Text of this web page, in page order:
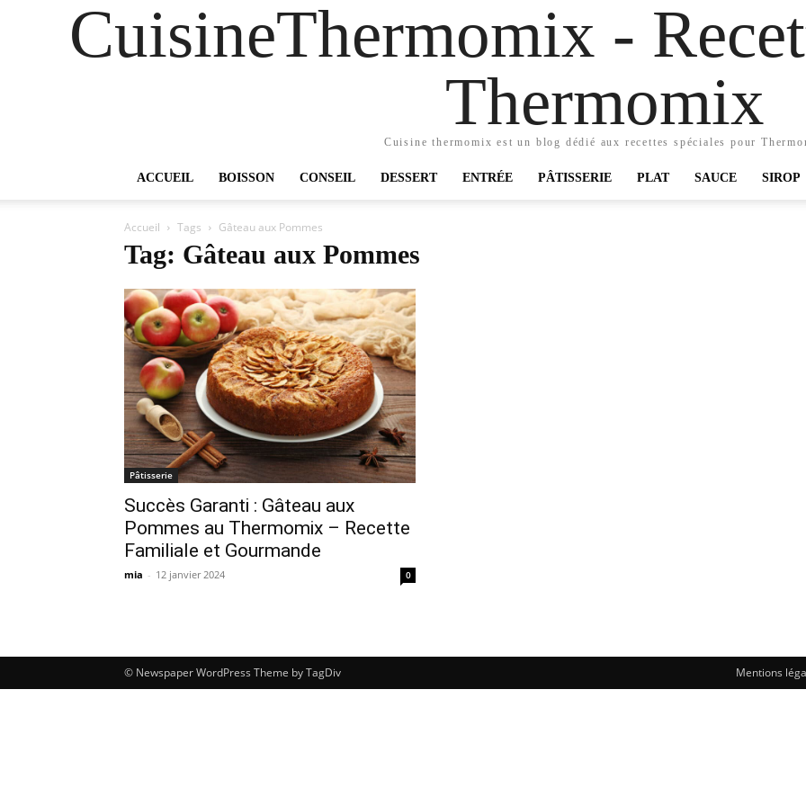
CuisineThermomix -
Thermomix
Cuisine thermomix est un blog dédié aux recettes spéciales pour
ACCUEIL BOISSON CONSEIL DESSERT ENTRÉE PÂTISSERIE PLAT SAUCE SIROP
Accueil Tags Gâteau aux Pommes
Tag: Gâteau aux Pommes
Pâtisserie
Succès Garanti : Gâteau aux
Pommes au Thermomix – Recette
Familiale et Gourmande
mia - 12 janvier 2024 0
Mentions
© Newspaper WordPress Theme by TagDiv